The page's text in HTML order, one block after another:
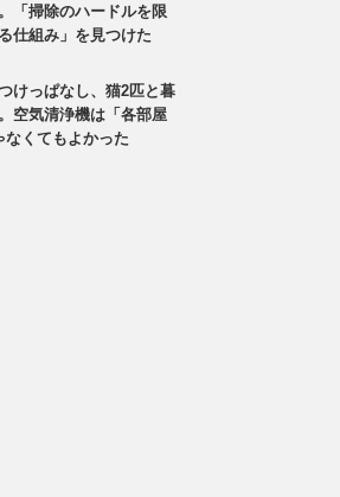
「掃除のハードルを限
仕組み」を見つけた
けっぱなし、猫2匹と暮
空気清浄機は「各部屋
なくてもよかった